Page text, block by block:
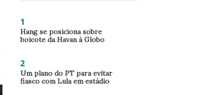
1
Hang se posiciona sobre
boicote da Havan à Globo
2
Um plano do PT para evitar
fiasco com Lula em estádio